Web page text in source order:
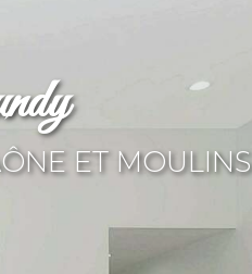
ET MOULINS